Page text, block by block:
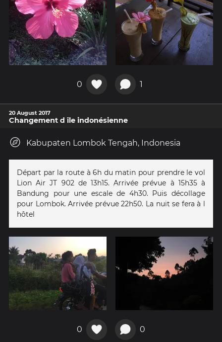
0 1
20 August 2017
Changement d île indonésienne
Kabupaten Lombok Tengah, Indonesia
Départ par la route à 6h du matin pour prendre le vol
Lion Air JT 902 de 13h15. Arrivée prévue à 15h35 à
Bandung pour une escale de 4h30. Puis décollage
pour Lombok. Arrivée prévue 22h50. La nuit se fera à l
hôtel
0 0